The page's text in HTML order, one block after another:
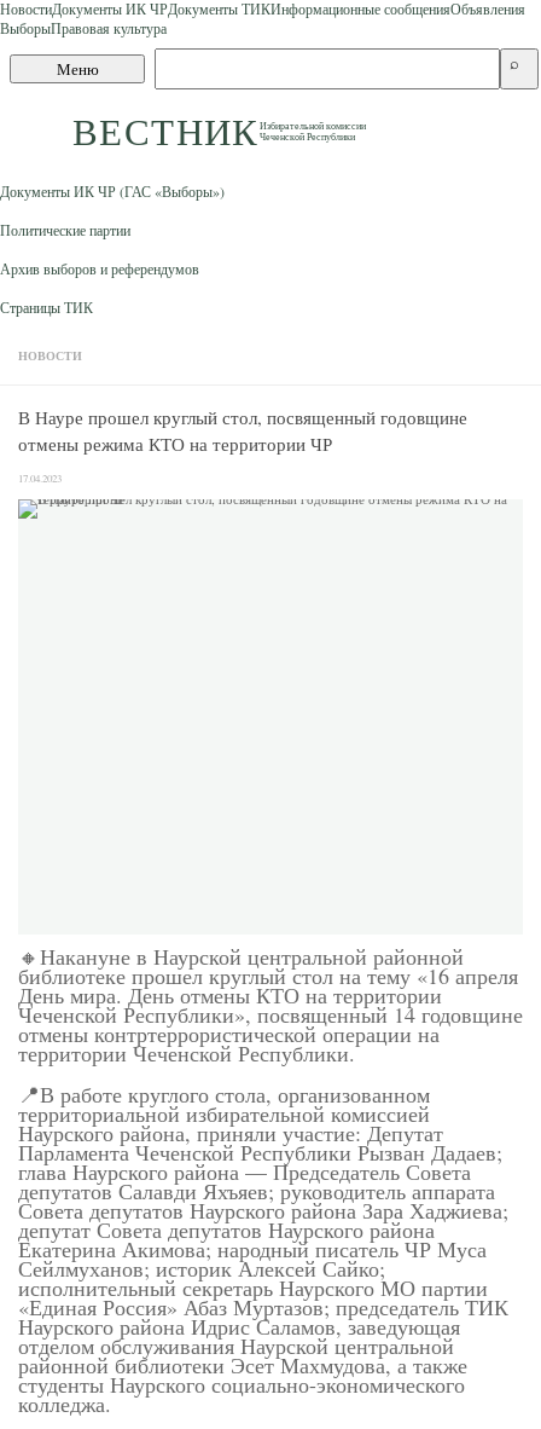
Skip to content
НовостиДокументы ИК ЧРДокументы ТИКИнформационные сообщенияОбъявления
ВыборыПравовая культура
Меню
ВЕСТНИКИзбирательной комиссии
Чеченской Республики
сайту
⌕
Документы ИК ЧР (ГАС «Выборы»)
Политические партии
Архив выборов и референдумов
Страницы ТИК
НОВОСТИ
В Науре прошел круглый стол, посвященный годовщине
отмены режима КТО на территории ЧР
17.04.2023
🔸Накануне в Наурской центральной районной
библиотеке прошел круглый стол на тему «16 апреля
День мира. День отмены КТО на территории
Чеченской Республики», посвященный 14 годовщине
отмены контртеррористической операции на
территории Чеченской Республики.
📍В работе круглого стола, организованном
территориальной избирательной комиссией
Наурского района, приняли участие: Депутат
Парламента Чеченской Республики Рызван Дадаев;
глава Наурского района — Председатель Совета
депутатов Салавди Яхъяев; руководитель аппарата
Совета депутатов Наурского района Зара Хаджиева;
депутат Совета депутатов Наурского района
Екатерина Акимова; народный писатель ЧР Муса
Сейлмуханов; историк Алексей Сайко;
исполнительный секретарь Наурского МО партии
«Единая Россия» Абаз Муртазов; председатель ТИК
Наурского района Идрис Саламов, заведующая
отделом обслуживания Наурской центральной
районной библиотеки Эсет Махмудова, а также
студенты Наурского социально-экономического
колледжа.